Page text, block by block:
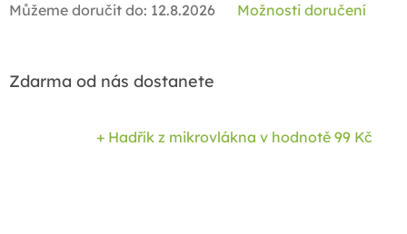
Můžeme doručit do: 12.8.2026 Možnosti doručení
Zdarma od nás dostanete
+ Hadřík z mikrovlákna v hodnotě 99 Kč